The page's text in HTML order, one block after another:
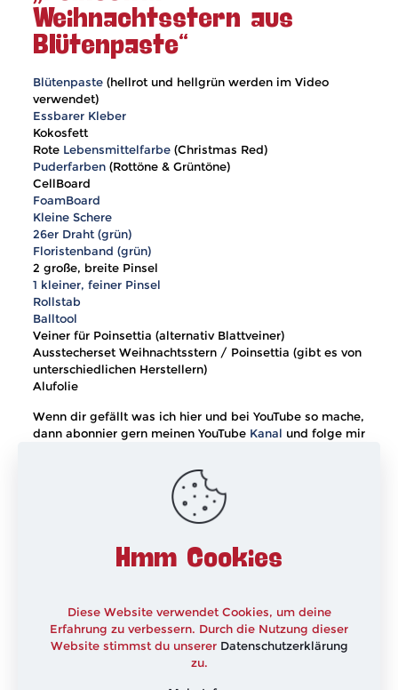
Weihnachtsstern aus
Blütenpaste“
Blütenpaste(hellrot und hellgrün werden im Video
verwendet)
Essbarer Kleber
Kokosfett
Rote Lebensmittelfarbe(Christmas Red)
Puderfarben(Rottöne & Grüntöne)
CellBoard
FoamBoard
Kleine Schere
26er Draht (grün)
Floristenband (grün)
2 große, breite Pinsel
1 kleiner, feiner Pinsel
Rollstab
Balltool
Veiner für Poinsettia (alternativ Blattveiner)
Ausstecherset Weihnachtsstern / Poinsettia (gibt es von
unterschiedlichen Herstellern)
Alufolie
Wenn dir gefällt was ich hier und bei YouTube so mache,
dann abonnier gern meinen YouTube Kanal und folge mir
Hmm Cookies
Diese Website verwendet Cookies, um deine
Erfahrung zu verbessern. Durch die Nutzung dieser
Website stimmst du unserer Datenschutzerklärung
zu.